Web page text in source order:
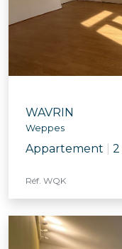
WAVRIN
Weppes
Appartement
Réf. WQK